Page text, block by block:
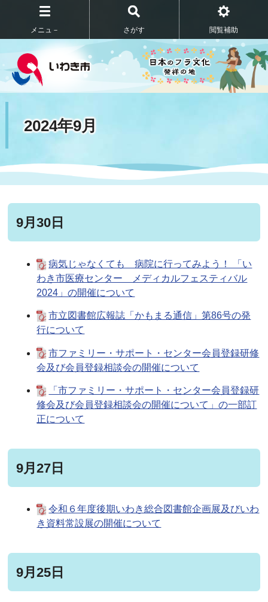
メニュ－ さがす 閲覧補助
2024年9月
9月30日
病気じゃなくても 病院に行ってみよう！ 「い
わき市医療センター メディカルフェスティバル
2024」の開催について
市立図書館広報誌「かもまる通信」第86号の発
行について
市ファミリー・サポート・センター会員登録研修
会及び会員登録相談会の開催について
「市ファミリー・サポート・センター会員登録研
修会及び会員登録相談会の開催について」の一部訂
正について
9月27日
令和６年度後期いわき総合図書館企画展及びいわ
き資料常設展の開催について
9月25日